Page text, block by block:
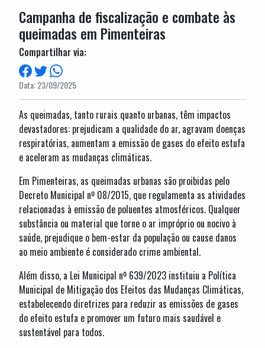
Campanha de fiscalização e combate às
queimadas em Pimenteiras
Compartilhar via:
Data: 23/09/2025
As queimadas, tanto rurais quanto urbanas, têm impactos
devastadores: prejudicam a qualidade do ar, agravam doenças
respiratórias, aumentam a emissão de gases do efeito estufa
e aceleram as mudanças climáticas.
Em Pimenteiras, as queimadas urbanas são proibidas pelo
Decreto Municipal nº 08/2015, que regulamenta as atividades
relacionadas à emissão de poluentes atmosféricos. Qualquer
substância ou material que torne o ar impróprio ou nocivo à
saúde, prejudique o bem-estar da população ou cause danos
ao meio ambiente é considerado crime ambiental.
Além disso, a Lei Municipal nº 639/2023 instituiu a Política
Municipal de Mitigação dos Efeitos das Mudanças Climáticas,
estabelecendo diretrizes para reduzir as emissões de gases
do efeito estufa e promover um futuro mais saudável e
sustentável para todos.